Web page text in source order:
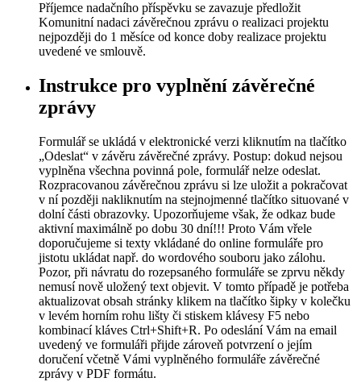
Příjemce nadačního příspěvku se zavazuje předložit
Komunitní nadaci závěrečnou zprávu o realizaci projektu
nejpozději do 1 měsíce od konce doby realizace projektu
uvedené ve smlouvě.
Instrukce pro vyplnění závěrečné
zprávy
Formulář se ukládá v elektronické verzi kliknutím na tlačítko
„Odeslat“ v závěru závěrečné zprávy. Postup: dokud nejsou
vyplněna všechna povinná pole, formulář nelze odeslat.
Rozpracovanou závěrečnou zprávu si lze uložit a pokračovat
v ní později nakliknutím na stejnojmenné tlačítko situované v
dolní části obrazovky. Upozorňujeme však, že odkaz bude
aktivní maximálně po dobu 30 dní!!! Proto Vám vřele
doporučujeme si texty vkládané do online formuláře pro
jistotu ukládat např. do wordového souboru jako zálohu.
Pozor, při návratu do rozepsaného formuláře se zprvu někdy
nemusí nově uložený text objevit. V tomto případě je potřeba
aktualizovat obsah stránky klikem na tlačítko šipky v kolečku
v levém horním rohu lišty či stiskem klávesy F5 nebo
kombinací kláves Ctrl+Shift+R. Po odeslání Vám na email
uvedený ve formuláři přijde zároveň potvrzení o jejím
doručení včetně Vámi vyplněného formuláře závěrečné
zprávy v PDF formátu.